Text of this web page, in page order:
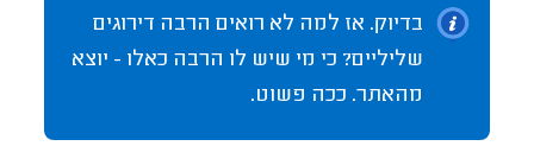
בדיוק. אז למה לא רואים הרבה דירוגים
שליליים? כי מי שיש לו הרבה כאלו - יוצא
מהאתר. ככה פשוט.